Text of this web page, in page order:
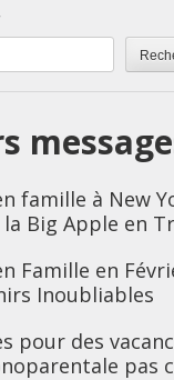
famille à New
la Big Apple en
Famille en
Inoubliables
pour des
pas